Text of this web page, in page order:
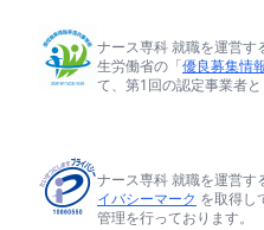
ナース専科 就職を運営す
生労働省の「優良募集情
て、第1回の認定事業者と
ナース専科 就職を運営す
イバシーマーク を取得し
管理を行っております。